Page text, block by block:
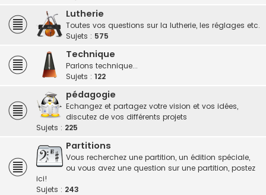
Lutherie
Toutes vos questions sur la lutherie, les réglages etc.
Sujets : 575
Technique
Parlons technique...
Sujets : 122
pédagogie
Echangez et partagez votre vision et vos idées,
discutez de vos différents projets
Sujets : 225
Partitions
Vous recherchez une partition, un édition spéciale,
ou vous avez une question sur une partition, postez
ici!
Sujets : 243